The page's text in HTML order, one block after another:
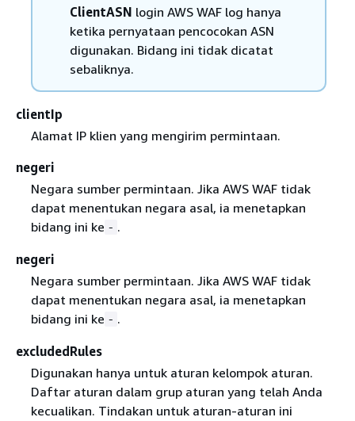
ClientASN login AWS WAF log hanya
ketika pernyataan pencocokan ASN
digunakan. Bidang ini tidak dicatat
sebaliknya.
clientIp
Alamat IP klien yang mengirim permintaan.
negeri
Negara sumber permintaan. Jika AWS WAF tidak
dapat menentukan negara asal, ia menetapkan
bidang ini ke - .
negeri
Negara sumber permintaan. Jika AWS WAF tidak
dapat menentukan negara asal, ia menetapkan
bidang ini ke - .
excludedRules
Digunakan hanya untuk aturan kelompok aturan.
Daftar aturan dalam grup aturan yang telah Anda
kecualikan. Tindakan untuk aturan-aturan ini